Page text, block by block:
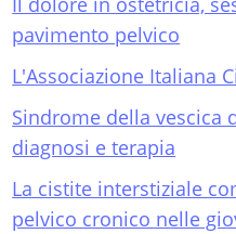
pavimento pelvico
L'Associazione Italiana
Sindrome della vescica
diagnosi e terapia
La cistite interstiziale
pelvico cronico nelle